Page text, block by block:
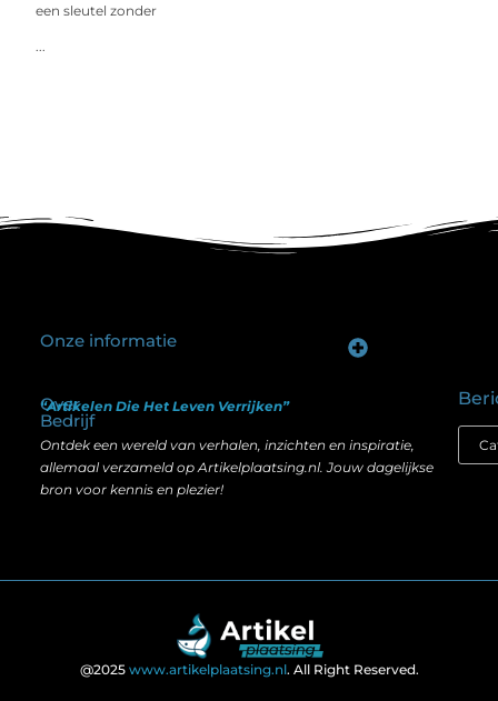
een sleutel zonder
...
Over
Bedrijf
“Artikelen Die Het Leven Verrijken”
Ontdek een wereld van verhalen, inzichten en inspiratie,
allemaal verzameld op Artikelplaatsing.nl. Jouw dagelijkse
bron voor kennis en plezier!
Onze informatie
@2025 www.artikelplaatsing.nl. All Right Reserved.